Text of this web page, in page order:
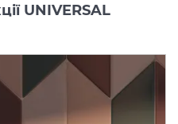
UNIVERSAL